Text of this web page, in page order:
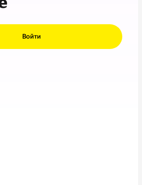
Войти